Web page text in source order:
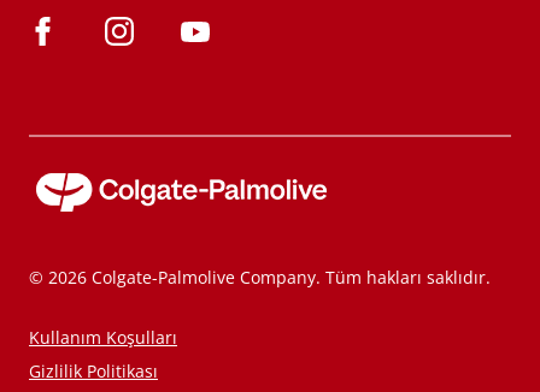
© 2026 Colgate-Palmolive Company. Tüm hakları saklıdır.
Kullanım Koşulları
Gizlilik Politikası